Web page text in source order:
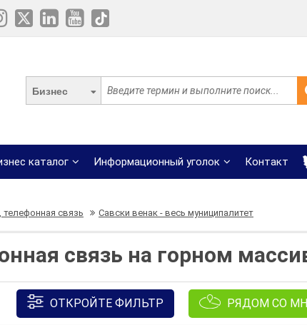
Бизнес
каталог Информационный уголок Контакт
связь Савски венак - весь муниципалитет
связь на горном
ОТКРОЙТЕ ФИЛЬТР РЯДОМ СО